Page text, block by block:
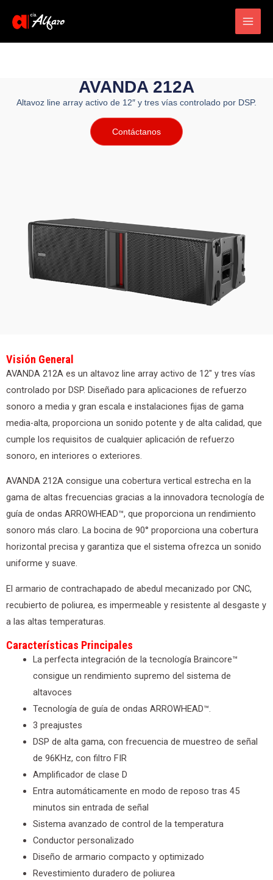
Main
AVANDA 212A
Altavoz line array activo de 12″ y tres vías controlado por DSP.
Contáctanos
Visión General
AVANDA 212A es un altavoz line array activo de 12″ y tres vías
controlado por DSP. Diseñado para aplicaciones de refuerzo
sonoro a media y gran escala e instalaciones fijas de gama
media-alta, proporciona un sonido potente y de alta calidad, que
cumple los requisitos de cualquier aplicación de refuerzo
sonoro, en interiores o exteriores.
AVANDA 212A consigue una cobertura vertical estrecha en la
gama de altas frecuencias gracias a la innovadora tecnología de
guía de ondas ARROWHEAD™, que proporciona un rendimiento
sonoro más claro. La bocina de 90° proporciona una cobertura
horizontal precisa y garantiza que el sistema ofrezca un sonido
uniforme y suave.
El armario de contrachapado de abedul mecanizado por CNC,
recubierto de poliurea, es impermeable y resistente al desgaste y
a las altas temperaturas.
Características Principales
La perfecta integración de la tecnología Braincore™
consigue un rendimiento supremo del sistema de
altavoces
Tecnología de guía de ondas ARROWHEAD™.
3 preajustes
DSP de alta gama, con frecuencia de muestreo de señal
de 96KHz, con filtro FIR
Amplificador de clase D
Entra automáticamente en modo de reposo tras 45
minutos sin entrada de señal
Sistema avanzado de control de la temperatura
Conductor personalizado
Diseño de armario compacto y optimizado
Revestimiento duradero de poliurea